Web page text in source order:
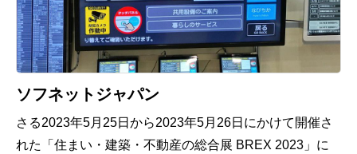
ソフネットジャパン
さる2023年5月25日から2023年5月26日にかけて開催さ
れた「住まい・建築・不動産の総合展 BREX 2023」に